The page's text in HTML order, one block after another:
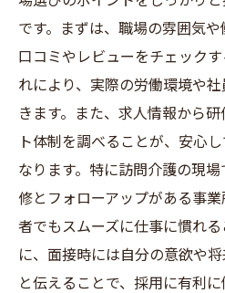
です。まずは、職場の雰囲気
口コミやレビューをチェック
れにより、実際の労働環境や
きます。また、求人情報から
ト体制を調べることが、安心
なります。特に訪問介護の現
修とフォローアップがある事
者でもスムーズに仕事に慣れ
に、面接時には自分の意欲や
と伝えることで、採用に有利に